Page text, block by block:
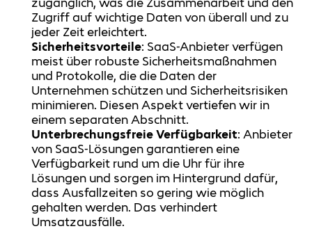
Zugriff auf wichtige Daten von überall und zu
jeder Zeit erleichtert.
Sicherheitsvorteile: SaaS-Anbieter verfügen
meist über robuste Sicherheitsmaßnahmen
und Protokolle, die die Daten der
Unternehmen schützen und Sicherheitsrisiken
minimieren. Diesen Aspekt vertiefen wir in
einem separaten Abschnitt.
Unterbrechungsfreie Verfügbarkeit: Anbieter
von SaaS-Lösungen garantieren eine
Verfügbarkeit rund um die Uhr für ihre
Lösungen und sorgen im Hintergrund dafür,
dass Ausfallzeiten so gering wie möglich
gehalten werden. Das verhindert
Umsatzausfälle.